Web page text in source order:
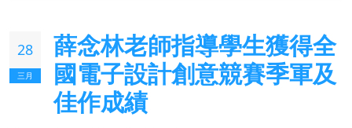
28
三月
薛念林老師指導學生獲得全
國電子設計創意競賽季軍及
佳作成績